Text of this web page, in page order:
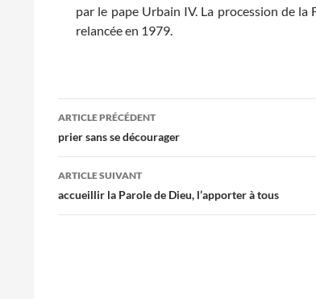
par le pape Urbain IV. La procession de
relancée en 1979.
Navigation
des
articles
ARTICLE PRÉCÉDENT
prier sans se décourager
ARTICLE SUIVANT
accueillir la Parole de Dieu, l’apporter à tous